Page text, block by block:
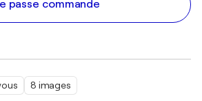
8 images
passe commande